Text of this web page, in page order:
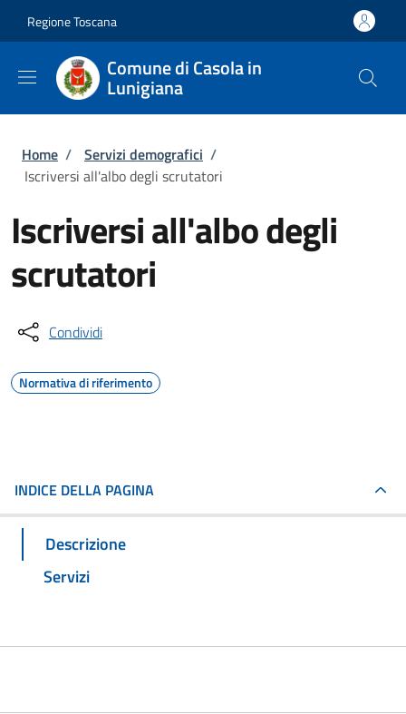
Regione Toscana
Comune di Casola in
Lunigiana
Briciole di pane
Home / Servizi demografici /
Iscriversi all'albo degli scrutatori
Iscriversi all'albo degli
scrutatori
Condividi
Normativa di riferimento
INDICE DELLA PAGINA
Descrizione
Servizi